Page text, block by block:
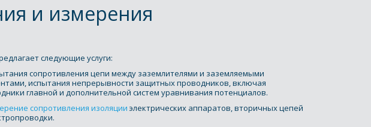
и измерения
следующие услуги:
сопротивления цепи между заземлителями и заземляемыми
испытания непрерывности защитных проводников, включая
главной и дополнительной систем уравнивания потенциалов.
сопротивления изоляции электрических аппаратов, вторичных цепей